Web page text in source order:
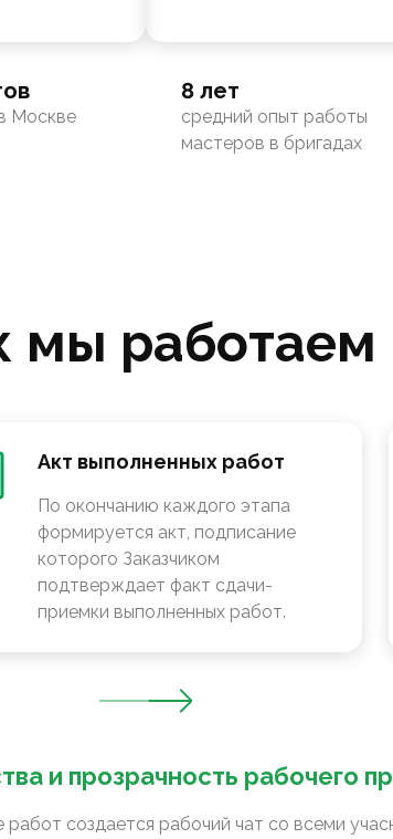
Москве
8 лет
средний опыт работы
мастеров в бригадах
мы работаем
Акт выполненных работ
По окончанию каждого этапа
формируется акт, подписание
которого Заказчиком
подтверждает факт сдачи-
приемки выполненных работ.
и прозрачность рабочего
создается рабочий чат со всеми